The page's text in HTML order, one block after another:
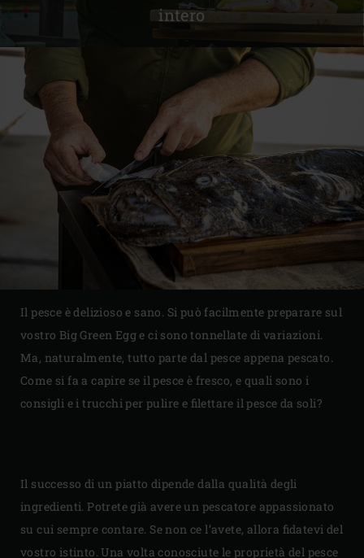
intero
Il pesce è delizioso e sano. Si può facilmente preparare sul
vostro Big Green Egg e ci sono tonnellate di variazioni.
Ma, naturalmente, tutto parte dal pesce appena pescato.
Come si fa a capire se il pesce è fresco, e quali sono i
consigli e i trucchi per pulire e filettare il pesce da soli?
Il successo di un piatto dipende dalla qualità degli
ingredienti. Potrete già avere un pescatore appassionato
su cui sempre contare. Se non ce l’avete, allora fidatevi del
vostro istinto. Una volta conosciute le proprietà del pesce